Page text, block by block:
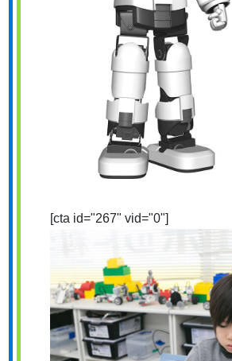
[cta id="267" vid="0"]